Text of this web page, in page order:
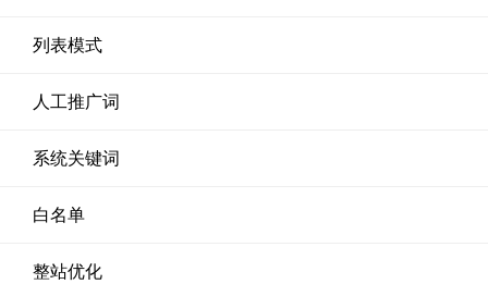
列表模式
人工推广词
系统关键词
白名单
整站优化